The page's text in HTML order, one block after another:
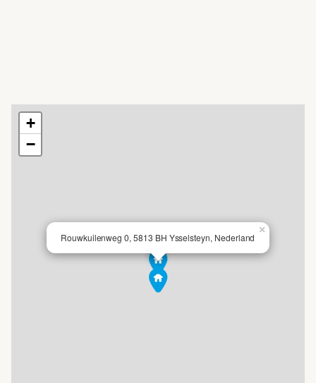
Rouwkuilenweg 0, 5813 BH Ysselsteyn, Nederland
×
+
−
+
−